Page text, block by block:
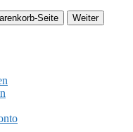
Seite Weiter